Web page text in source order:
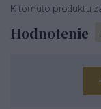
Hodnotenie
K tomuto produktu